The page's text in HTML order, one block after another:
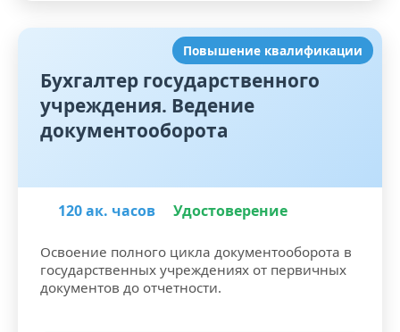
Повышение квалификации
Бухгалтер государственного
учреждения. Ведение
документооборота
120 ак. часов Удостоверение
Освоение полного цикла документооборота в
государственных учреждениях от первичных
документов до отчетности.